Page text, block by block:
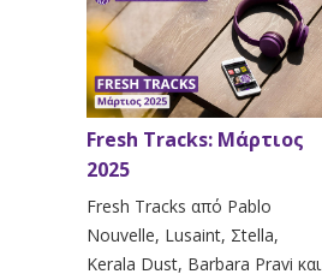
Fresh Tracks: Μάρτιος
2025
Fresh Tracks από Pablo
Nouvelle, Lusaint, Σtella,
Kerala Dust, Barbara Pravi και